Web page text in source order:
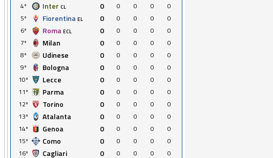
4º
Inter CL 0 0 0 0
0
5º
Fiorentina EL 0 0 0 0
0
6º
Roma ECL 0 0 0 0
0
7º
Milan 0 0 0 0
0
8º
Udinese 0 0 0 0
0
9º
Bologna 0 0 0 0
0
10º
Lecce 0 0 0 0
0
11º
Parma 0 0 0 0
0
12º
Torino 0 0 0 0
0
13º
Atalanta 0 0 0 0
0
14º
Genoa 0 0 0 0
0
15º
Como 0 0 0 0
0
16º
Cagliari 0 0 0 0 0